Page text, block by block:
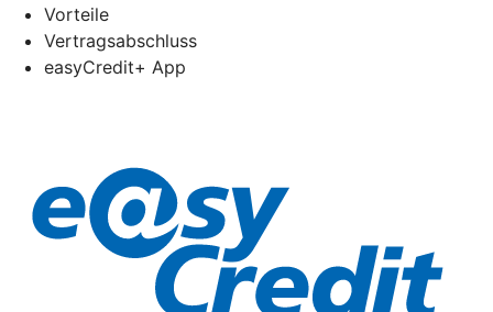
Vorteile
Vertragsabschluss
easyCredit+ App